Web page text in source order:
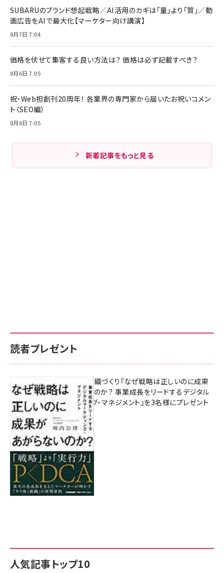
SUBARUのブランド想起戦略／AI活用のカギは「量」より「質」／動
画広告をAIで最大化【マーケター向け講演】
8月7日 7:04
価格を伏せて集客する良い方法は？ 価格は必ず記載すべき？
8月6日 7:05
祝・Web担創刊20周年！ 各業界の専門家から届いたお祝いコメン
ト（SEO編）
8月6日 7:05
新着記事をもっと見る
人気記事トップ10
読者プレゼント
成果を生む組織づくり『なぜ戦略は正しいのに成果
があがらないのか？ 事業成長をリードするデジタル
マーケティング・マネジメント』を3名様にプレゼント
8月7日 10:00